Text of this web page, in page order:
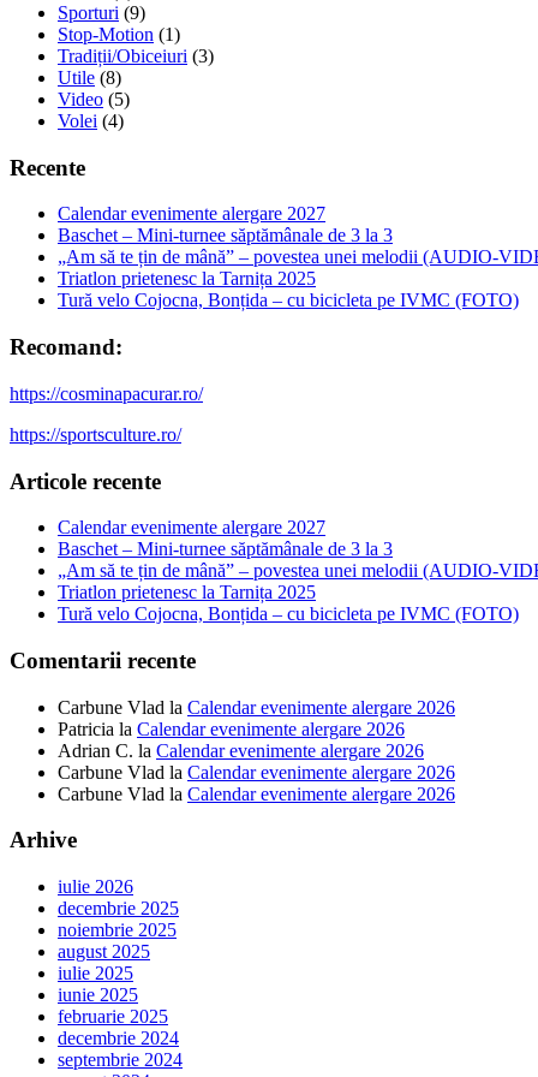
Sporturi (9)
Stop-Motion (1)
Tradiții/Obiceiuri (3)
Utile (8)
Video (5)
Volei (4)
Recente
Calendar evenimente alergare 2027
Baschet – Mini-turnee săptămânale de 3 la 3
„Am să te țin de mână” – povestea unei melodii (AUDIO-
Triatlon prietenesc la Tarnița 2025
Tură velo Cojocna, Bonțida – cu bicicleta pe IVMC (FOTO)
Recomand:
https://cosminapacurar.ro/
https://sportsculture.ro/
Articole recente
Calendar evenimente alergare 2027
Baschet – Mini-turnee săptămânale de 3 la 3
„Am să te țin de mână” – povestea unei melodii (AUDIO-
Triatlon prietenesc la Tarnița 2025
Tură velo Cojocna, Bonțida – cu bicicleta pe IVMC (FOTO)
Comentarii recente
Carbune Vlad la Calendar evenimente alergare 2026
Patricia la Calendar evenimente alergare 2026
Adrian C. la Calendar evenimente alergare 2026
Carbune Vlad la Calendar evenimente alergare 2026
Carbune Vlad la Calendar evenimente alergare 2026
Arhive
iulie 2026
decembrie 2025
noiembrie 2025
august 2025
iulie 2025
iunie 2025
februarie 2025
decembrie 2024
septembrie 2024